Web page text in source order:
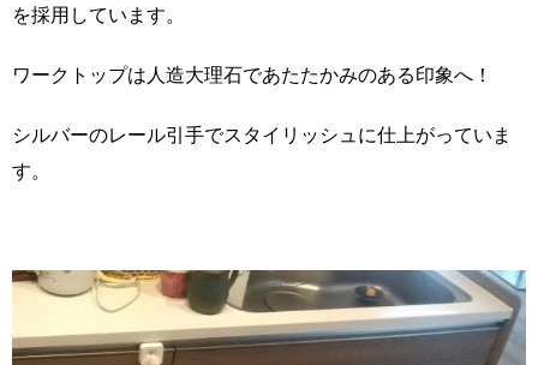
を採用しています。
ワークトップは人造大理石であたたかみのある印象へ！
シルバーのレール引手でスタイリッシュに仕上がっていま
す。